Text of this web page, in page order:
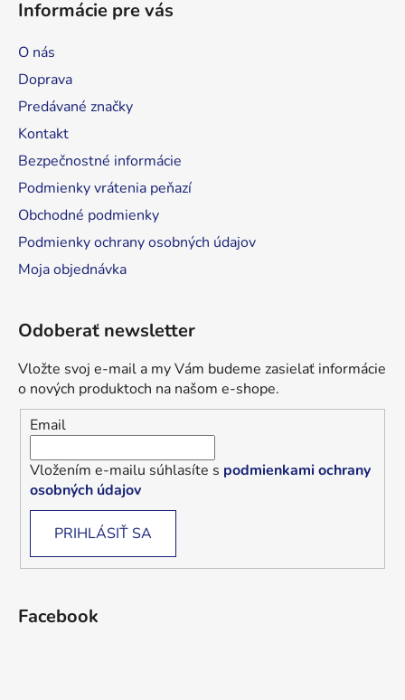
Informácie pre vás
O nás
Doprava
Predávané značky
Kontakt
Bezpečnostné informácie
Podmienky vrátenia peňazí
Obchodné podmienky
Podmienky ochrany osobných údajov
Moja objednávka
Odoberať newsletter
Vložte svoj e-mail a my Vám budeme zasielať informácie
o nových produktoch na našom e-shope.
Email
Vložením e-mailu súhlasíte s podmienkami ochrany
osobných údajov
PRIHLÁSIŤ SA
Facebook